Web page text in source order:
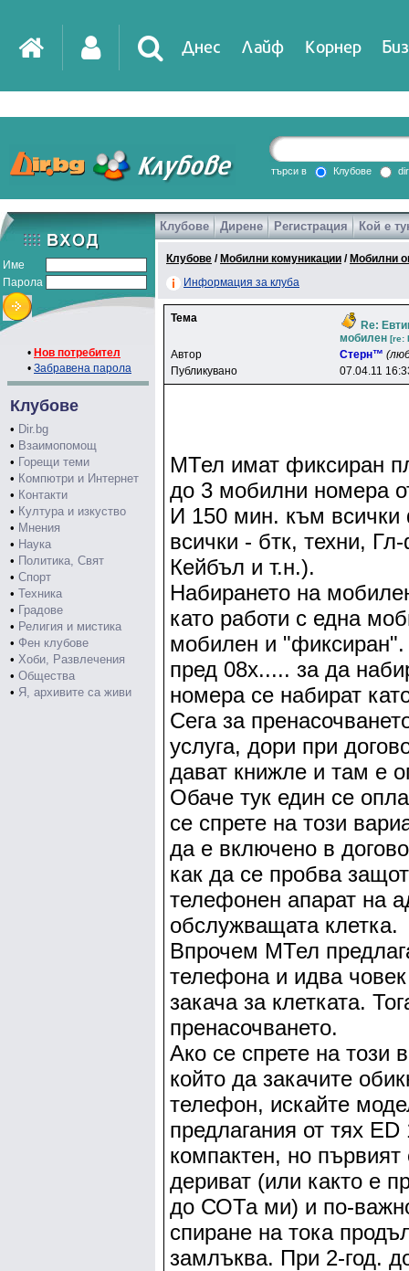
Днес Лайф Корнер
DirTV Impressio
Games
търси в Клубове
Име
Парола
• Нов потребител
• Забравена парола
Клубове
• Dir.bg
• Взаимопомощ
• Горещи теми
• Компютри и Интернет
• Контакти
• Култура и изкуство
• Мнения
• Наука
• Политика, Свят
• Спорт
• Техника
• Градове
• Религия и мистика
• Фен клубове
• Хоби, Развлечения
• Общества
• Я, архивите са живи
Клубове Дирене Регистрация Кой е
Клубове / Мобилни комуникации / Мобилни
Информация за клуба
Тема
Re:
мобилен [re:
Автор Cтepн™
Публикувано
07.04.11
МТел имат фиксиран
до 3 мобилни номера
И 150 мин. към всички
всички - бтк, техни,
Кейбъл и т.н.).
Набирането на
като работи с една
мобилен и "фиксиран".
пред 08х..... за да
номера се набират
Сега за
услуга, дори при
дават книжле и там е
Обаче тук един се
се спрете на този
да е включено в
как да се пробва
телефонен апарат на
обслужващата клетка.
Впрочем МТел
телефона и идва
закача за клетката.
пренасочването.
Ако се спрете на този
който да закачите
телефон, искайте
предлагания от тях
компактен, но
дериват (или както е
до СОТа ми) и по-
спиране на тока
замлъква. При 2-год.